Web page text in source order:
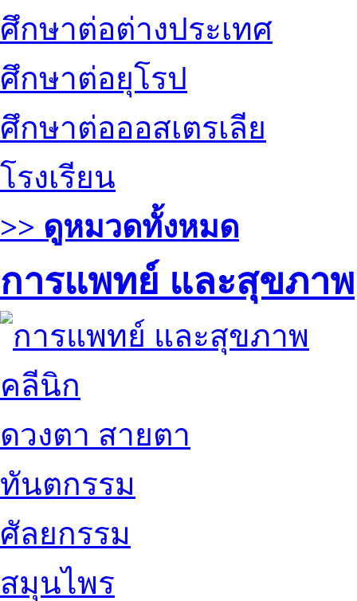
ศึกษาต่อต่างประเทศ
ศึกษาต่อยุโรป
ศึกษาต่อออสเตรเลีย
โรงเรียน
>> ดูหมวดทั้งหมด
การแพทย์ และสุขภาพ
คลีนิก
ดวงตา สายตา
ทันตกรรม
ศัลยกรรม
สมุนไพร